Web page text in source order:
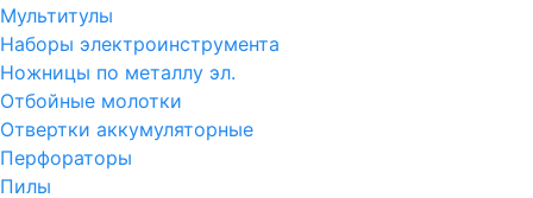
Мультитулы
Наборы электроинструмента
Ножницы по металлу эл.
Отбойные молотки
Отвертки аккумуляторные
Перфораторы
Пилы